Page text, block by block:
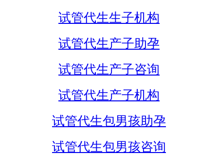
试管代生生子机构
试管代生产子助孕
试管代生产子咨询
试管代生产子机构
试管代生包男孩助孕
试管代生包男孩咨询